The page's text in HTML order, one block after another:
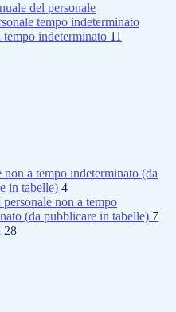
del personale
tempo indeterminato
tempo indeterminato 11
non a tempo indeterminato (da
in tabelle) 4
non a tempo
(da pubblicare in tabelle) 7
28